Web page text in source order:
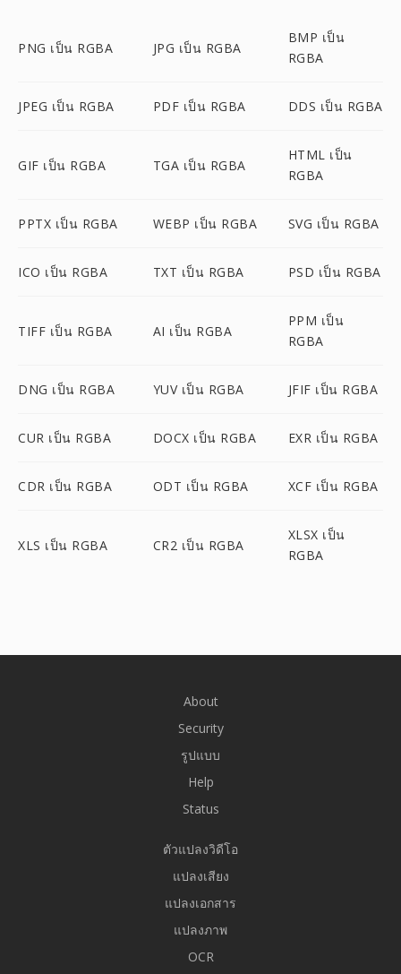
PNG เป็น RGBA JPG เป็น RGBA
BMP เป็น
RGBA
JPEG เป็น RGBA PDF เป็น RGBA DDS เป็น RGBA
GIF เป็น RGBA TGA เป็น RGBA
HTML เป็น
RGBA
PPTX เป็น RGBA WEBP เป็น RGBA SVG เป็น RGBA
ICO เป็น RGBA TXT เป็น RGBA PSD เป็น RGBA
TIFF เป็น RGBA AI เป็น RGBA
PPM เป็น
RGBA
DNG เป็น RGBA YUV เป็น RGBA JFIF เป็น RGBA
CUR เป็น RGBA DOCX เป็น RGBA EXR เป็น RGBA
CDR เป็น RGBA ODT เป็น RGBA XCF เป็น RGBA
XLS เป็น RGBA CR2 เป็น RGBA
XLSX เป็น
RGBA
About
Security
รูปแบบ
Help
Status
ตัวแปลงวิดีโอ
แปลงเสียง
แปลงเอกสาร
แปลงภาพ
OCR